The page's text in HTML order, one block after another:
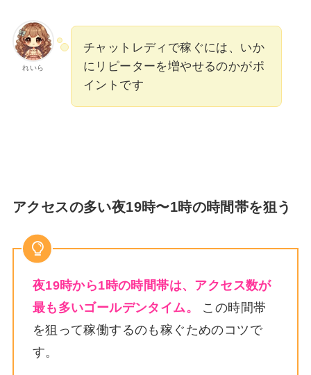
れいら
チャットレディで稼ぐには、いか
にリピーターを増やせるのかがポ
イントです
アクセスの多い夜19時〜1時の時間帯を狙う
夜19時から1時の時間帯は、アクセス数が
最も多いゴールデンタイム。
この時間帯
を狙って稼働するのも稼ぐためのコツで
す。